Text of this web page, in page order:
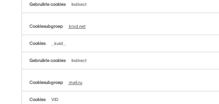
Indirect
krxd.net
_kuid_
Indirect
mail.ru
VID